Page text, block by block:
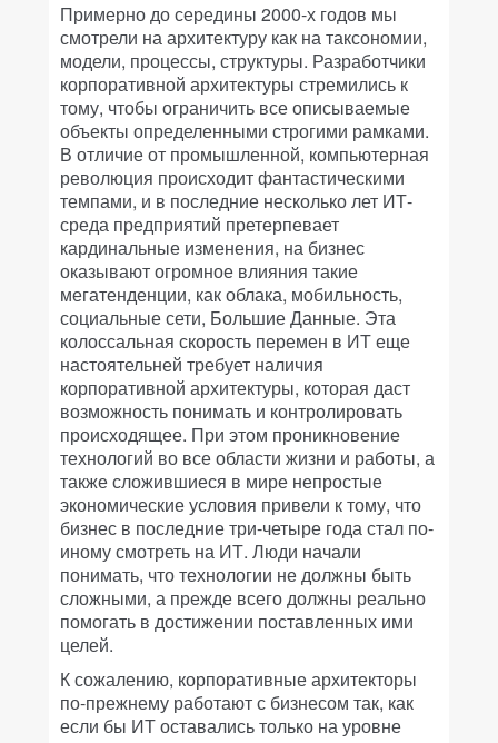
Примерно до середины 2000-х годов мы
смотрели на архитектуру как на таксономии,
модели, процессы, структуры. Разработчики
корпоративной архитектуры стремились к
тому, чтобы ограничить все описываемые
объекты определенными строгими рамками.
В отличие от промышленной, компьютерная
революция происходит фантастическими
темпами, и в последние несколько лет ИТ-
среда предприятий претерпевает
кардинальные изменения, на бизнес
оказывают огромное влияния такие
мегатенденции, как облака, мобильность,
социальные сети, Большие Данные. Эта
колоссальная скорость перемен в ИТ еще
настоятельней требует наличия
корпоративной архитектуры, которая даст
возможность понимать и контролировать
происходящее. При этом проникновение
технологий во все области жизни и работы, а
также сложившиеся в мире непростые
экономические условия привели к тому, что
бизнес в последние три-четыре года стал по-
иному смотреть на ИТ. Люди начали
понимать, что технологии не должны быть
сложными, а прежде всего должны реально
помогать в достижении поставленных ими
целей.
К сожалению, корпоративные архитекторы
по-прежнему работают с бизнесом так, как
если бы ИТ оставались только на уровне